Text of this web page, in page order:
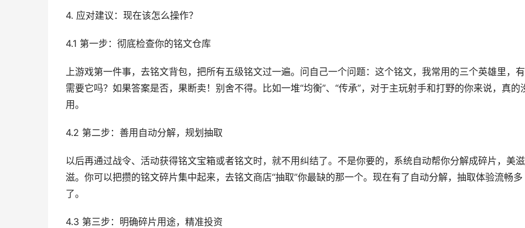
4. 应对建议：现在该怎么操作？
4.1 第一步：彻底检查你的铭文仓库
上游戏第一件事，去铭文背包，把所有五级铭文过一遍。问自己一个问题：这个铭文，我常用的三个英雄里，
需要它吗？如果答案是否，果断卖！别舍不得。比如一堆“均衡”、“传承”，对于主玩射手和打野的你来说，真的
用。
4.2 第二步：善用自动分解，规划抽取
以后再通过战令、活动获得铭文宝箱或者铭文时，就不用纠结了。不是你要的，系统自动帮你分解成碎片，美滋
滋。你可以把攒的铭文碎片集中起来，去铭文商店“抽取”你最缺的那一个。现在有了自动分解，抽取体验流畅多
了。
4.3 第三步：明确碎片用途，精准投资